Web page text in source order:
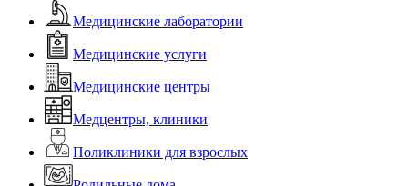
Медицинские лаборатории
Медицинские услуги
Медицинские центры
Медцентры, клиники
Поликлиники для взрослых